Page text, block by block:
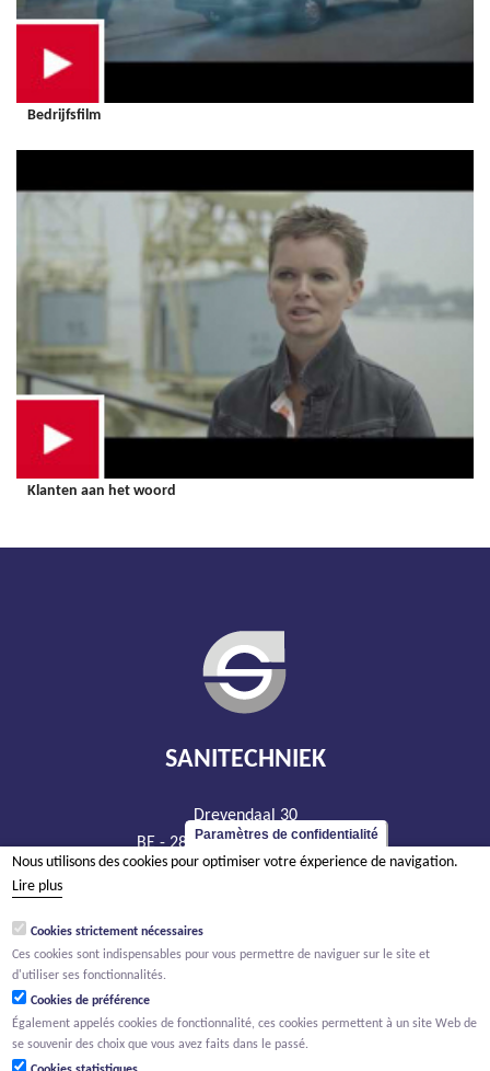
Bedrijfsfilm
Klanten aan het woord
SANITECHNIEK
Drevendaal 30
BE - 2860 Sint-Katelijne-Waver
tél +32 15 20 93 44
RPM Anvers, département Malines
Paramètres de confidentialité
Nous utilisons des cookies pour optimiser votre éxperience de navigation.
Lire plus
Cookies strictement nécessaires
Ces cookies sont indispensables pour vous permettre de naviguer sur le site et
d'utiliser ses fonctionnalités.
Cookies de préférence
Également appelés cookies de fonctionnalité, ces cookies permettent à un site Web de
se souvenir des choix que vous avez faits dans le passé.